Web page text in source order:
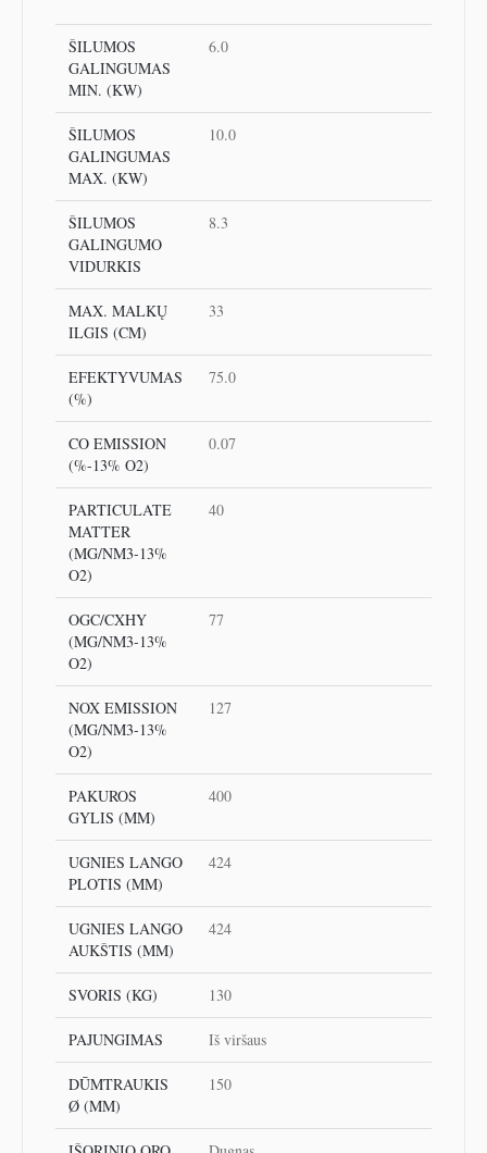
ŠILUMOS
GALINGUMAS
MIN. (KW)
6.0
ŠILUMOS
GALINGUMAS
MAX. (KW)
10.0
ŠILUMOS
GALINGUMO
VIDURKIS
8.3
MAX. MALKŲ
ILGIS (CM)
33
EFEKTYVUMAS
(%)
75.0
CO EMISSION
(%-13% O2)
0.07
PARTICULATE
MATTER
(MG/NM3-13%
O2)
40
OGC/CXHY
(MG/NM3-13%
O2)
77
NOX EMISSION
(MG/NM3-13%
O2)
127
PAKUROS
GYLIS (MM)
400
UGNIES LANGO
PLOTIS (MM)
424
UGNIES LANGO
AUKŠTIS (MM)
424
SVORIS (KG) 130
PAJUNGIMAS Iš viršaus
DŪMTRAUKIS
Ø (MM)
150